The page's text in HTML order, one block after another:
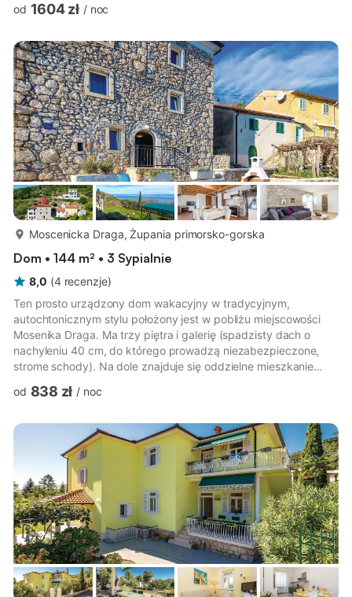
ciesz się wspólnymi posiłkami przy długim stole z
wieczorem po dniu pełnym wrażeń.Na tarasach można
podziwiać morze, cieszyć się słońcem i pływać w basenie, a
wieczorem można grillować na świeżym powiet...
od 1604 zł / noc
więcej...
Moscenicka Draga, Żupania primorsko-gorska
Dom • 144 m² • 3 Sypialnie
8,0 (4 recenzje)
Ten prosto urządzony dom wakacyjny w tradycyjnym,
autochtonicznym stylu położony jest w pobliżu miejscowości
Mosenika Draga. Ma trzy piętra i galerię (spadzisty dach o
nachyleniu 40 cm, do którego prowadzą niezabezpieczone,
strome schody). Na dole znajduje się oddzielne mieszkanie
dostać się zewnętrznymi schodami. Dom wakacyjny z kilkoma
gdzie można cieszyć się ciszą i spokojem, dziewiczą przyrodą i
fantastycznym widokiem na błękitne morze. Do nieruchomości
prowadzi droga asfal...
od 838 zł / noc